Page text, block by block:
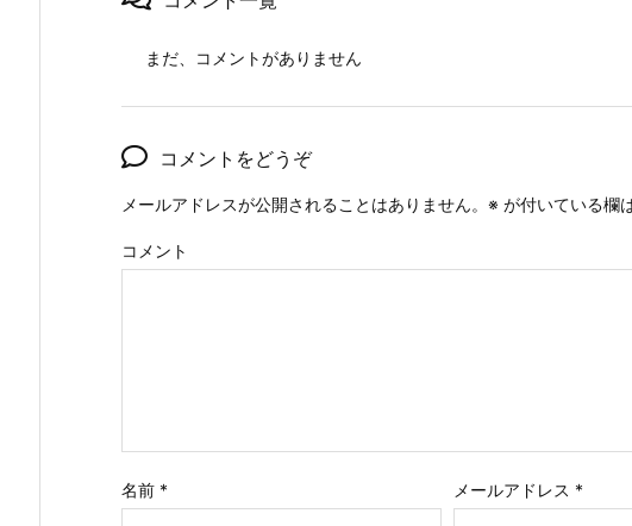
まだ、コメントがありません
コメントをどうぞ
メールアドレスが公開されることはありません。 ※ が付いている欄
コメント
名前 * メールアドレス *